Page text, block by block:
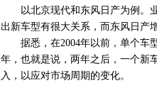
以北京现代和东风日产为例。业
出新车型有很大关系，而东风日产
据悉，在2004年以前，单个车型
年，也就是说，两年之后，一个新
入，以应对市场周期的变化。